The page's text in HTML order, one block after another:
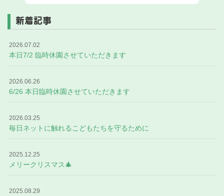
新着記事
2026.07.02
本日7/2 臨時休園させていただきます
2026.06.26
6/26 本日臨時休園させていただきます
2026.03.25
毎日ネットに触れるこどもたちを守るために
2025.12.25
メリークリスマス🎄
2025.08.29